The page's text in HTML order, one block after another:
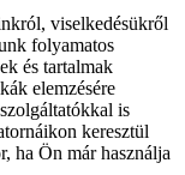
viselkedésükről
folyamatos
és tartalmak
elemzésére
is
keresztül
ha Ön már használja